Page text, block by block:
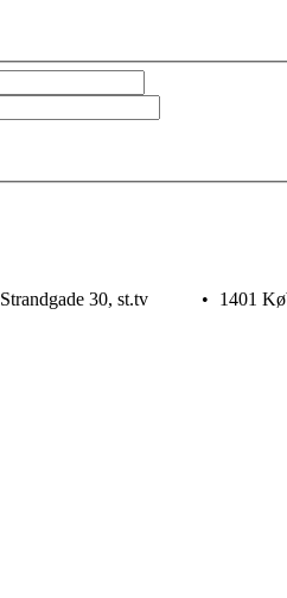
Strandgade 30, st.tv • 1401